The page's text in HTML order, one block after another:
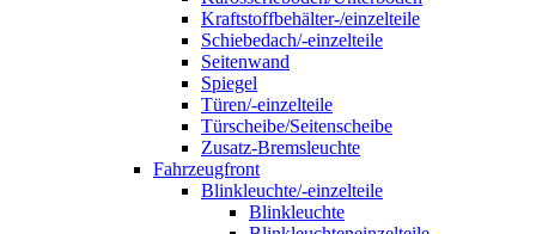
Kraftstoffbehälter-/einzelteile
Schiebedach/-einzelteile
Seitenwand
Spiegel
Türen/-einzelteile
Türscheibe/Seitenscheibe
Zusatz-Bremsleuchte
Fahrzeugfront
Blinkleuchte/-einzelteile
Blinkleuchte